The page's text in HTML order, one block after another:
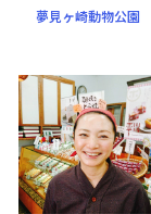
夢見ヶ崎動物公園